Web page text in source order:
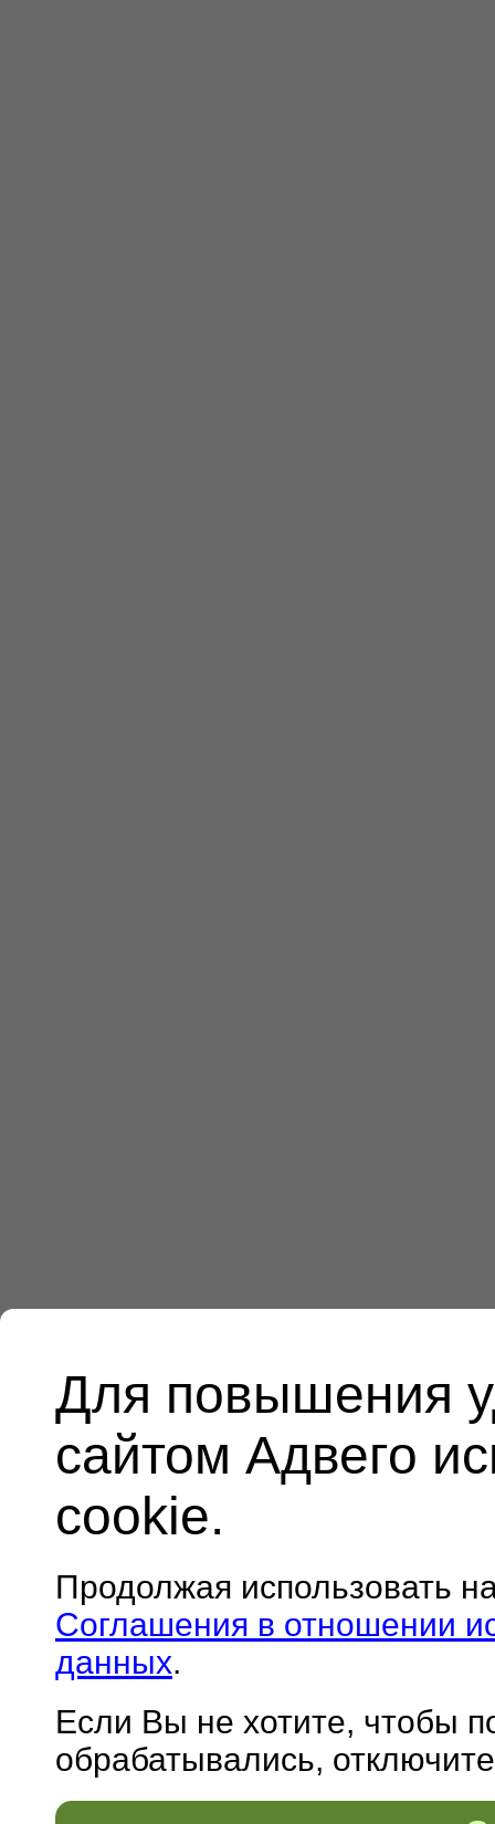
Для повышения
сайтом Адвего
cookie.
Продолжая использовать
Соглашения в отношении
данных.
Если Вы не хотите, чтобы
обрабатывались,